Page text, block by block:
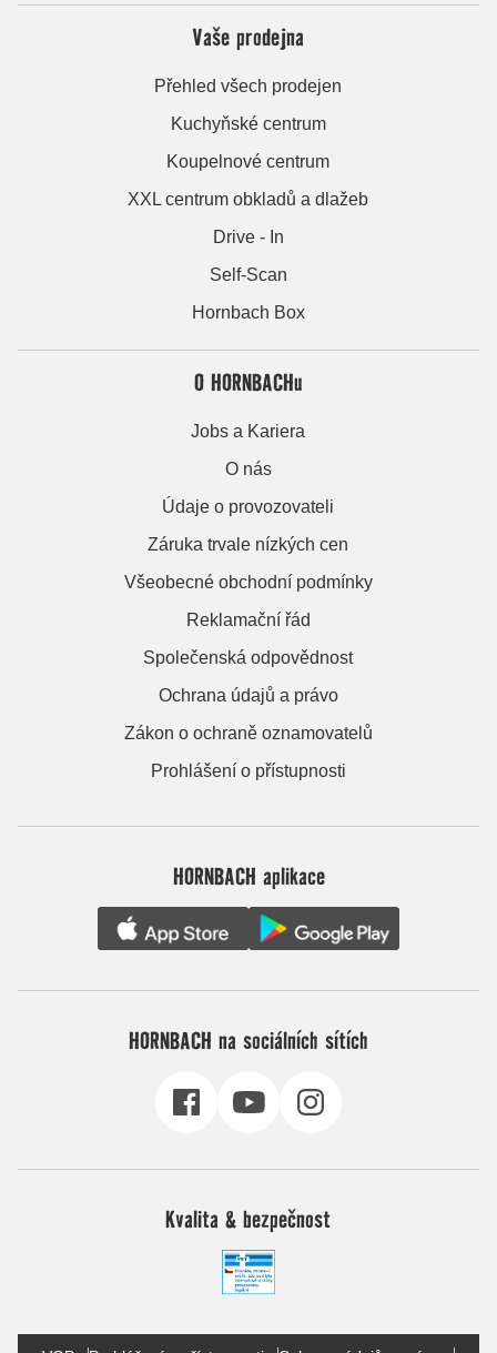
Vaše prodejna
Přehled všech prodejen
Kuchyňské centrum
Koupelnové centrum
XXL centrum obkladů a dlažeb
Drive - In
Self-Scan
Hornbach Box
O HORNBACHu
Jobs a Kariera
O nás
Údaje o provozovateli
Záruka trvale nízkých cen
Všeobecné obchodní podmínky
Reklamační řád
Společenská odpovědnost
Ochrana údajů a právo
Zákon o ochraně oznamovatelů
Prohlášení o přístupnosti
HORNBACH aplikace
HORNBACH na sociálních sítích
Kvalita & bezpečnost